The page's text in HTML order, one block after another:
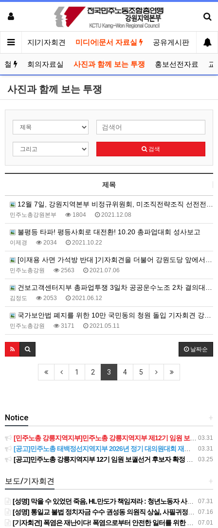
인 공지|기자회견 미디어|문서 자료실 공유게시판 선
철 회의자료실 사진과 함께 보는 투쟁 홍보선전자료 교
사진과 함께 보는 투쟁
검색
제목
12월 7일, 강원지역본부 비정규위원회, 미조직전략조직 선전전 @동화산업단지
민주노총강원본부 1804 2021.12.08
불평등 타파! 평등사회로 대전환! 10.20 총파업대회 성사보고
이제경 2034 2021.10.22
[이재용 사면 가석방 반대 ]기자회견을 더불어 강원도당 앞에서 진행
민주노총강원 2563 2021.07.06
건보고객센터지부 총파업투쟁 3일차 공공운수노조 2차 결의대회 현장 사진 모음
김정도 2053 2021.06.12
국가보안법 폐지를 위한 10만 국민동의 청원 돌입 기자회견 강원도청 앞에서 진행
민주노총강원 3171 2021.05.11
날짜순
1 2 3 4 5
+
Notice
03.31
[민주노총 강릉지역지부]민주노총 강릉지역지부 제12기 임원 보궐선거결과 공고
03.31
[공고]민주노총 태백정선지역지부 2026년 정기 대의원대회 재소집 건
03.25
[공고]민주노총 강릉지역지부 12기 임원 보궐선거 후보자 확정 공고
+
보도/기자회견
07.31
[성명] 막을 수 있었던 죽음, HL만도가 책임져라 : 청년노동자 사망사고의 철저한 진상규명과 재발방지 대책 마련하라
07.16
[성명] 통일교 불법 정치자금 수수 권성동 의원직 상실, 사필귀정이다
07.01
[기자회견] 폭염은 재난이다! 폭염으로부터 안전한 일터를 위한 민주노총 강원지역본부 폭염감시단 선포 기자회견